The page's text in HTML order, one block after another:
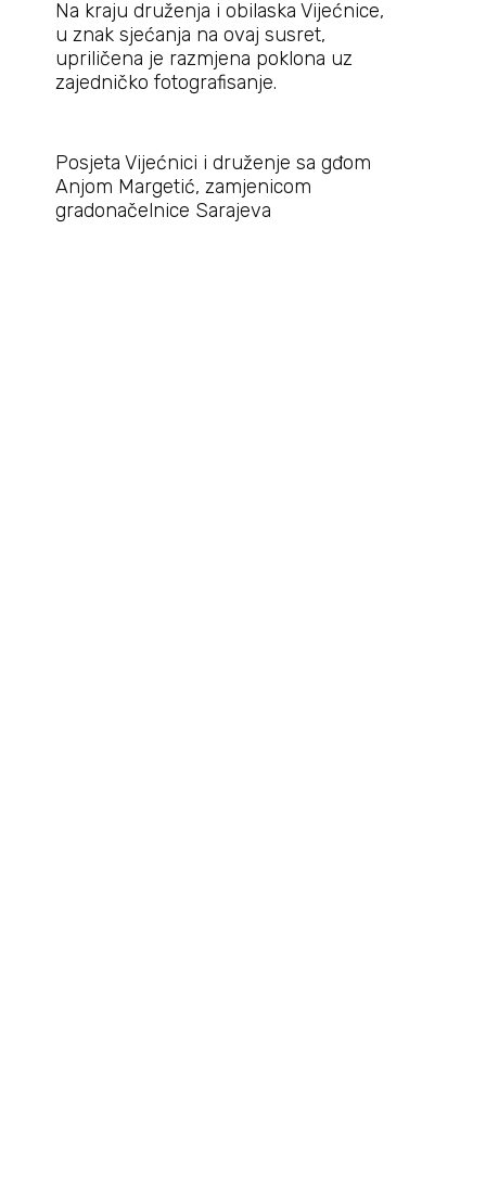
Na kraju druženja i obilaska Vijećnice,
u znak sjećanja na ovaj susret,
upriličena je razmjena poklona uz
zajedničko fotografisanje.
Posjeta Vijećnici i druženje sa gđom
Anjom Margetić, zamjenicom
gradonačelnice Sarajeva